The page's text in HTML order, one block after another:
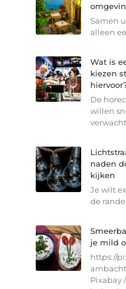
Samen
alleen
Wat is
kiezen
De
willen
naden
kijken
Je wilt
de
je mild
https://
Pixabay